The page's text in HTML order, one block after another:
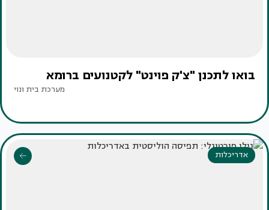
בואו לתכנן "צ'ק פוינט" לקטנועים ברומא
מערכת בית ונוי
אדריכלות